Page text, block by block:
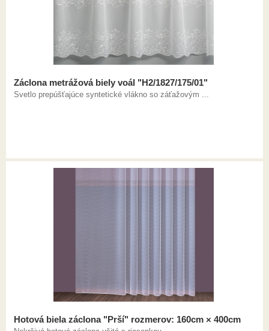
Záclona metrážová biely voál "H2/1827/175/01"
Svetlo prepúšťajúce syntetické vlákno so záťažovým ...
Hotová biela záclona "Prší" rozmerov: 160cm × 400cm